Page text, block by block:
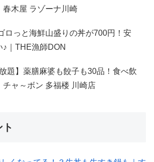
春木屋 ラゾーナ川崎
ロっと海鮮山盛りの丼が700円！安
｜THE漁師DON
題】薬膳麻婆も餃子も30品！食べ飲
チャ～ボン 多福楼 川崎店